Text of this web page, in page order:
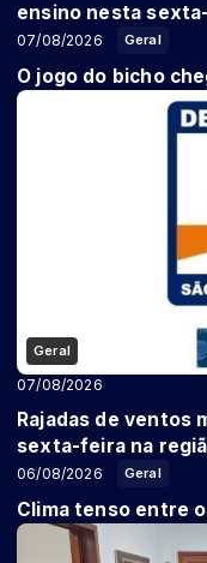
ensino nesta
Geral
07/08/2026
O jogo do bicho
Geral
07/08/2026
Rajadas de ventos
sexta-feira na
Geral
06/08/2026
Clima tenso entre